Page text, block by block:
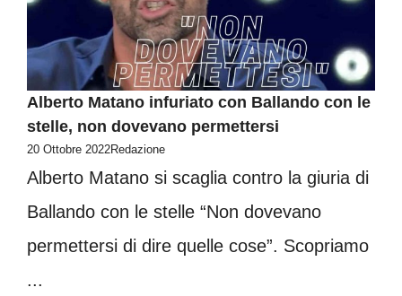
Alberto Matano infuriato con Ballando con le
stelle, non dovevano permettersi
20 Ottobre 2022Redazione
Alberto Matano si scaglia contro la giuria di
Ballando con le stelle “Non dovevano
permettersi di dire quelle cose”. Scopriamo
...